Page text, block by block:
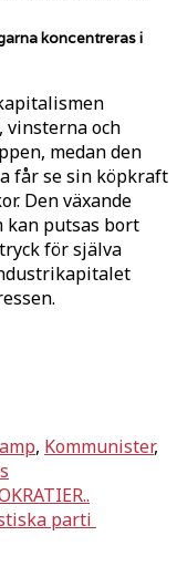
koncentreras i
och
medan den
får se sin köpkraft
Den växande
kan putsas bort
för själva
, Kommunister,
parti